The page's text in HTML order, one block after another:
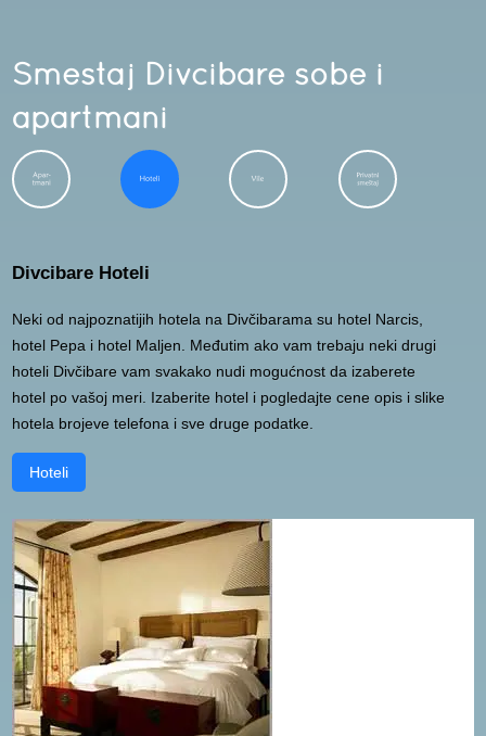
Smestaj Divcibare sobe i
apartmani
Divcibare Hoteli
Neki od najpoznatijih hotela na Divčibarama su hotel Narcis,
hotel Pepa i hotel Maljen. Međutim ako vam trebaju neki drugi
hoteli Divčibare vam svakako nudi mogućnost da izaberete
hotel po vašoj meri. Izaberite hotel i pogledajte cene opis i slike
hotela brojeve telefona i sve druge podatke.
Hoteli